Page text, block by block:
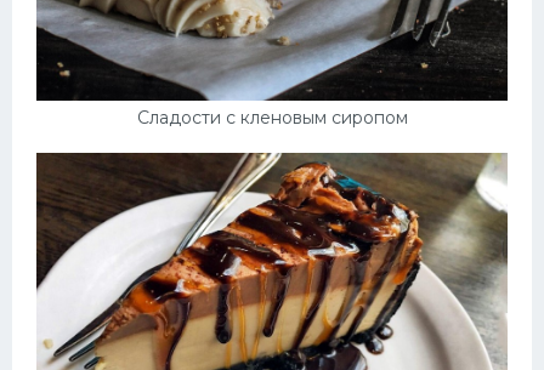
Сладости с кленовым сиропом